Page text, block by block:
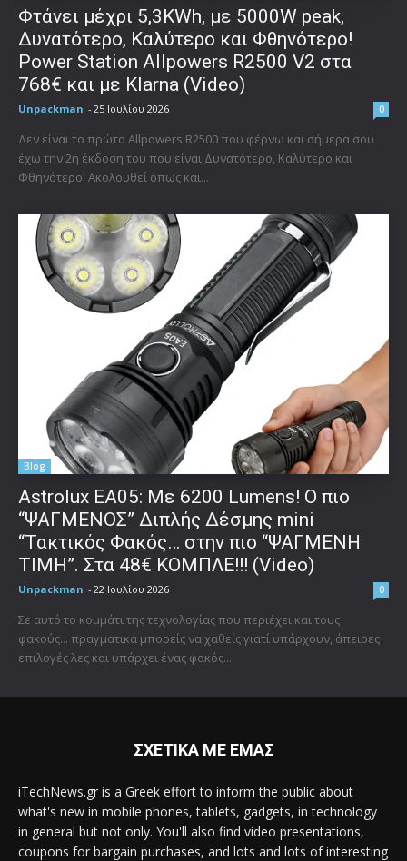
Φτάνει μέχρι 5,3KWh, με 5000W peak,
Δυνατότερο, Καλύτερο και Φθηνότερο!
Power Station Allpowers R2500 V2 στα
768€ και με Klarna (Video)
Unpackman - 25 Ιουλίου 2026 0
Δεν είναι το πρώτο Allpowers R2500 που φέρνω και σήμερα σου
έχω την 2η έκδοση του που είναι Δυνατότερο, Καλύτερο και
Φθηνότερο! Ακολουθεί όπως και...
Blog
Astrolux ΕΑ05: Με 6200 Lumens! Ο πιο
“ΨΑΓΜΕΝΟΣ” Διπλής Δέσμης mini
“Τακτικός Φακός… στην πιο “ΨΑΓΜΕΝΗ
ΤΙΜΗ”. Στα 48€ ΚΟΜΠΛΕ!!! (Video)
Unpackman - 22 Ιουλίου 2026 0
Σε αυτό το κομμάτι της τεχνολογίας που περιέχει και τους
φακούς... πραγματικά μπορείς να χαθείς γιατί υπάρχουν, άπειρες
επιλογές λες και υπάρχει ένας φακός...
ΣΧΕΤΙΚΑ ΜΕ ΕΜΑΣ
iTechNews.gr is a Greek effort to inform the public about
what's new in mobile phones, tablets, gadgets, in technology
in general but not only. You'll also find video presentations,
coupons for bargain purchases, and lots and lots of interesting